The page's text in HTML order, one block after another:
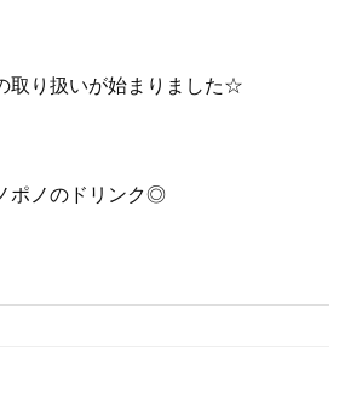
取り扱いが始まりました☆
ポノのドリンク◎